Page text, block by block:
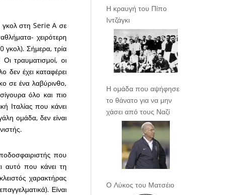
γκολ στη Serie A σε
χειρότερη
γκολ). Σήμερα, τρία
τραυματισμοί, οι
δεν έχει καταφέρει
σε ένα λαβύρινθο,
όλο και πιο
Ιταλίας που κάνει
ομάδα, δεν είναι
που
αυτό που κάνει τη
χαρακτήρας
Είναι
Η κραυγή του Πίπο
Ιντζάγκι
Η ομάδα που αψήφησε
το θάνατο για να μην
χάσει από τους Ναζί
Ο Λύκος του Ματσέιο